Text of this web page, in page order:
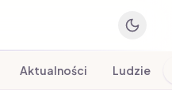
Aktualności Ludzie